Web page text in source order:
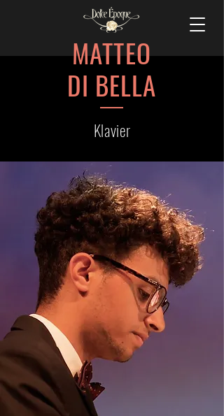
MATTEO
DI BELLA
Klavier